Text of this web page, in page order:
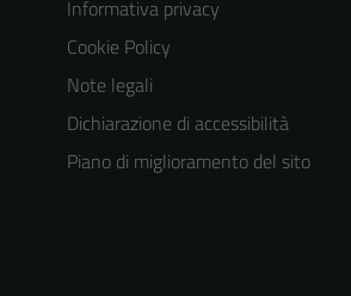
Informativa privacy
Cookie Policy
Note legali
Dichiarazione di accessibilità
Piano di miglioramento del sito
Tecnici
sono necessari